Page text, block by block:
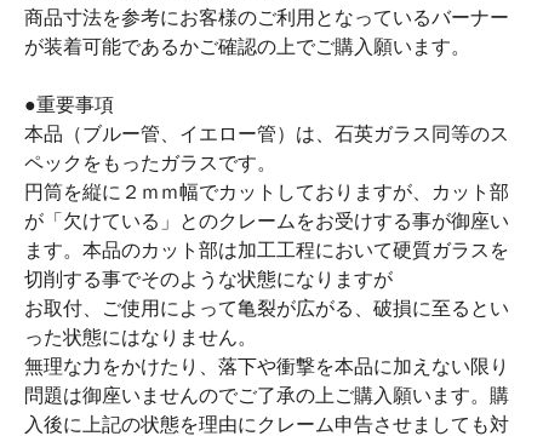
商品寸法を参考にお客様のご利用となっているバーナー
が装着可能であるかご確認の上でご購入願います。
●重要事項
本品（ブルー管、イエロー管）は、石英ガラス同等のス
ペックをもったガラスです。
円筒を縦に２ｍｍ幅でカットしておりますが、カット部
が「欠けている」とのクレームをお受けする事が御座い
ます。本品のカット部は加工工程において硬質ガラスを
切削する事でそのような状態になりますが
お取付、ご使用によって亀裂が広がる、破損に至るとい
った状態にはなりません。
無理な力をかけたり、落下や衝撃を本品に加えない限り
問題は御座いませんのでご了承の上ご購入願います。購
入後に上記の状態を理由にクレーム申告させましても対